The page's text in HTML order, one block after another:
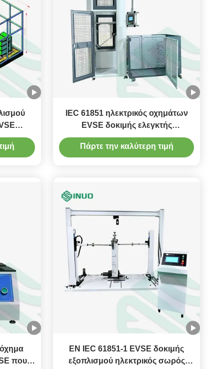
IEC 61851 ηλεκτρικός οχημάτων
EVSE δοκιμής ελεγκτής
αντίκτυπου δύναμης εξοπλισμού
μηχανικός
Πάρτε την καλύτερη τιμή
που
EN IEC 61851-1 EVSE δοκιμής
εξοπλισμού ηλεκτρικός σωρός